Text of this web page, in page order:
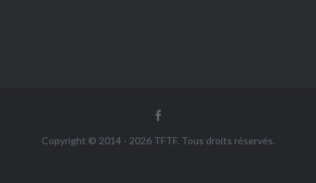
Copyright © 2014 - 2026 TFTF. Tous droits réservés.